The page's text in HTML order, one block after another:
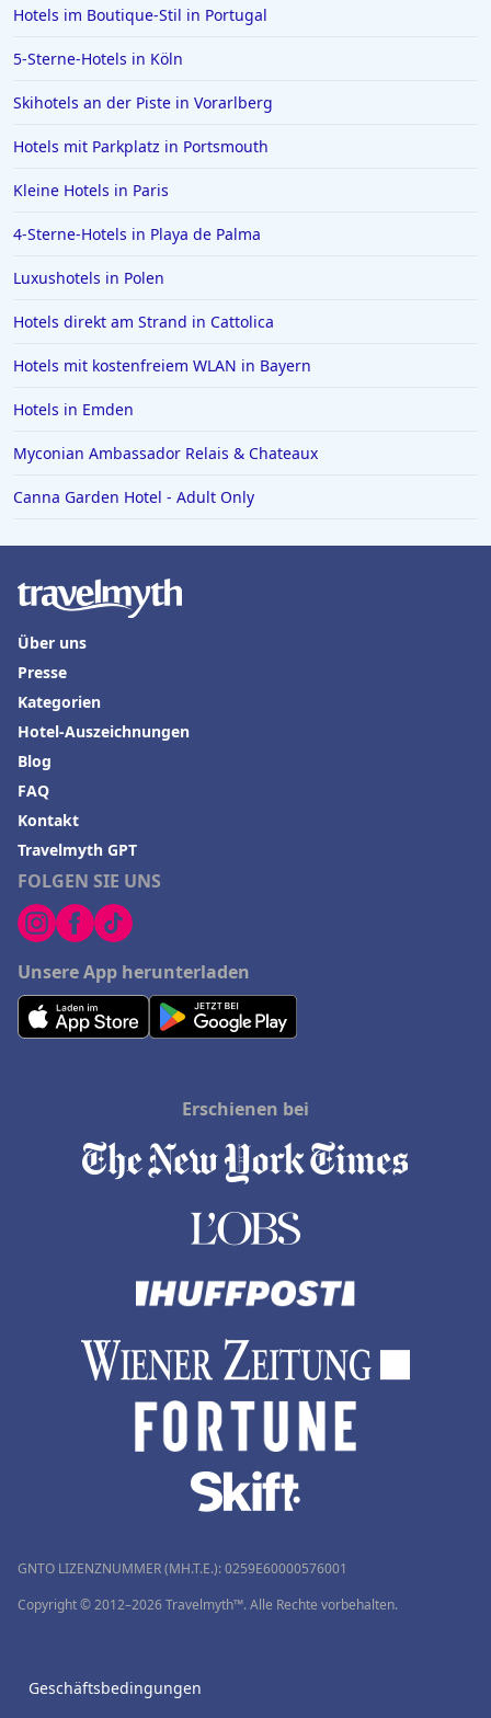
Hotels in Wiesbaden
Hotels in Essen
Hotels in Griechenland
Hotels in Greifswald
Hotels in Bad Homburg vor der Höhe
Hotels in Neuss
Hotels in Ägypten
Hotels in Varadero
Hotels auf Malta
Hotels im Boutique-Stil in Portugal
5-Sterne-Hotels in Köln
Skihotels an der Piste in Vorarlberg
Hotels mit Parkplatz in Portsmouth
Kleine Hotels in Paris
4-Sterne-Hotels in Playa de Palma
Luxushotels in Polen
Hotels direkt am Strand in Cattolica
Hotels mit kostenfreiem WLAN in Bayern
Hotels in Emden
Myconian Ambassador Relais & Chateaux
Canna Garden Hotel - Adult Only
FOLGEN SIE UNS
Unsere App herunterladen
Über uns
Presse
Kategorien
Hotel-Auszeichnungen
Blog
FAQ
Kontakt
Travelmyth GPT
Erschienen bei
GNTO LIZENZNUMMER (MH.T.E.): 0259Ε60000576001
Copyright © 2012–2026 Travelmyth™. Alle Rechte vorbehalten.
Geschäftsbedingungen